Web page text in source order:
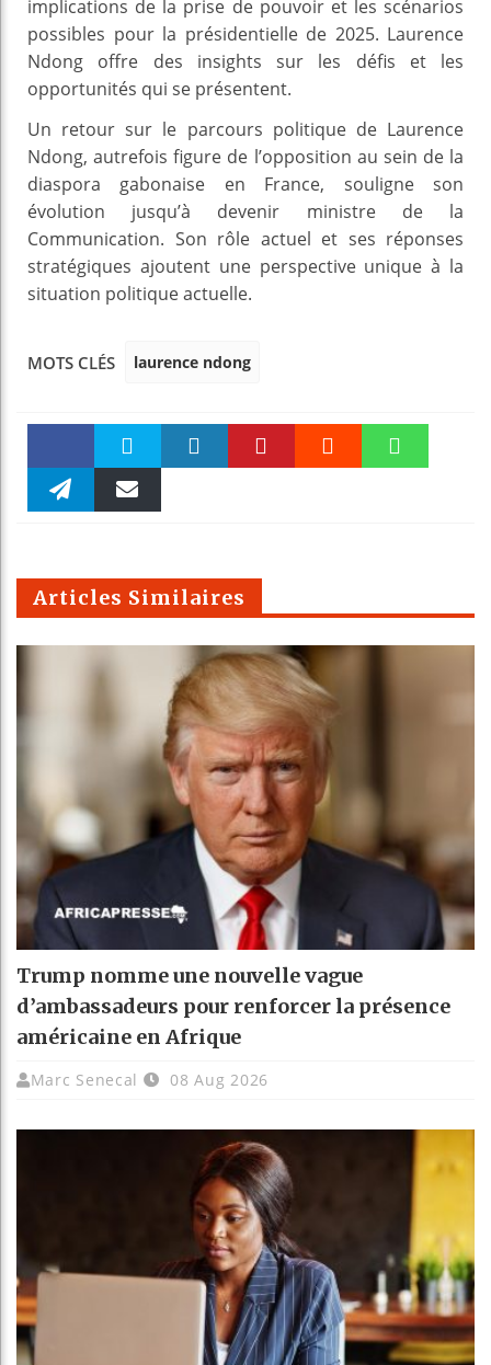
implications de la prise de pouvoir et les scénarios
possibles pour la présidentielle de 2025. Laurence
Ndong offre des insights sur les défis et les
opportunités qui se présentent.
Un retour sur le parcours politique de Laurence
Ndong, autrefois figure de l’opposition au sein de la
diaspora gabonaise en France, souligne son
évolution jusqu’à devenir ministre de la
Communication. Son rôle actuel et ses réponses
stratégiques ajoutent une perspective unique à la
situation politique actuelle.
MOTS CLÉS laurence ndong
Faceboo Twitter
m
Articles Similaires
Trump nomme une nouvelle vague
d’ambassadeurs pour renforcer la présence
américaine en Afrique
Marc Senecal 08 Aug 2026